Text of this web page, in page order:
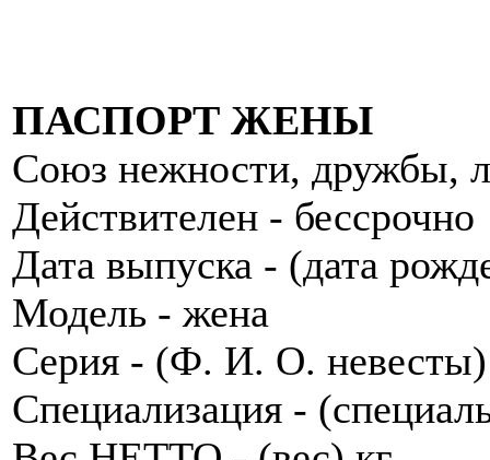
ПАСПОРТ ЖЕНЫ
Союз нежности, дружбы,
Действителен - бессрочно
Дата выпуска - (дата
Модель - жена
Серия - (Ф. И. О. невесты)
Специализация -